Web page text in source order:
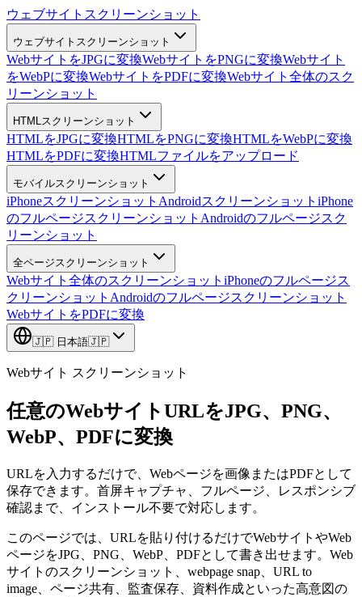
ウェブサイトスクリーンショット
ウェブサイトスクリーンショット
WebサイトをJPGに変換WebサイトをPNGに変換Webサイト
をWebPに変換WebサイトをPDFに変換Webサイト全体のスク
リーンショット
HTMLスクリーンショット
HTMLをJPGに変換HTMLをPNGに変換HTMLをWebPに変換
HTMLをPDFに変換HTMLファイルをアップロード
モバイルスクリーンショット
iPhoneスクリーンショット Androidスクリーンショット iPhone
のフルページスクリーンショット Androidのフルページスク
リーンショット
全ページスクリーンショット
Webサイト全体のスクリーンショット iPhoneのフルページス
クリーンショット Androidのフルページスクリーンショット
WebサイトをPDFに変換
🇯🇵 日本語🇯🇵
Webサイト スクリーンショット
任意のWebサイトURLをJPG、PNG、
WebP、PDFに変換
URLを入力するだけで、Webページを画像またはPDFとして
保存できます。首屏キャプチャ、フルページ、レスポンシブ
確認まで、インストール不要で対応します。
このページでは、URLを貼り付けるだけでWebサイトやWeb
ページをJPG、PNG、WebP、PDFとして書き出せます。Web
サイトのスクリーンショット、webpage snap、URL to
image、ページ共有、監査保存、資料作成といった高意図の